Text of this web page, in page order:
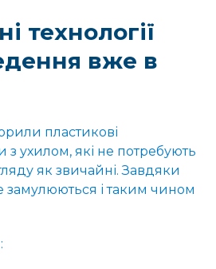
технології
вже в
пластикові
з ухилом, які не потребують
як звичайні. Завдяки
замулюються і таким чином